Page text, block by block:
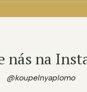
nás na
@koupelnyaplomo